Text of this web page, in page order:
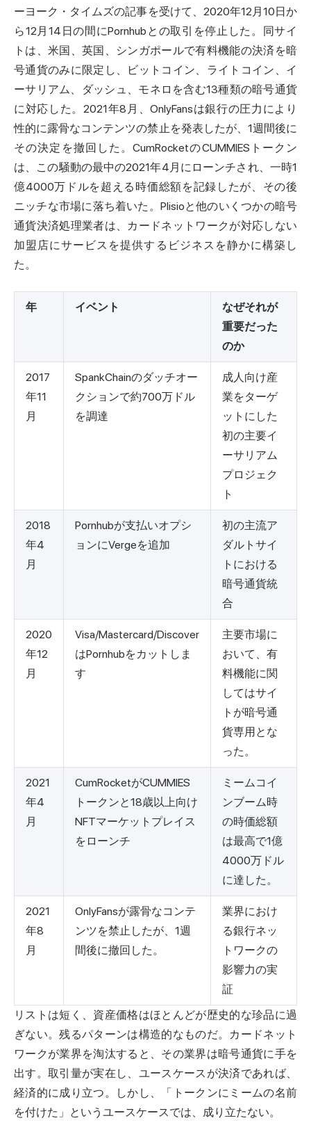
ーヨーク・タイムズの記事を受けて、2020年12月10日か
ら12月14日の間にPornhubとの取引を停止した。同サイ
トは、米国、英国、シンガポールで有料機能の決済を暗
号通貨のみに限定し、ビットコイン、ライトコイン、イ
ーサリアム、ダッシュ、モネロを含む13種類の暗号通貨
に対応した。2021年8月、OnlyFansは銀行の圧力により
性的に露骨なコンテンツの禁止を発表したが、1週間後に
その決定を撤回した。CumRocketのCUMMIESトークン
は、この騒動の最中の2021年4月にローンチされ、一時1
億4000万ドルを超える時価総額を記録したが、その後
ニッチな市場に落ち着いた。Plisioと他のいくつかの暗号
通貨決済処理業者は、カードネットワークが対応しない
加盟店にサービスを提供するビジネスを静かに構築し
た。
年 イベント
なぜそれが
重要だった
のか
2017
年11
月
SpankChainのダッチオー
クションで約700万ドル
を調達
成人向け産
業をターゲ
ットにした
初の主要イ
ーサリアム
プロジェク
ト
2018
年4
月
Pornhubが支払いオプシ
ョンにVergeを追加
初の主流ア
ダルトサイ
トにおける
暗号通貨統
合
2020
年12
月
Visa/Mastercard/Discover
はPornhubをカットしま
す
主要市場に
おいて、有
料機能に関
してはサイ
トが暗号通
貨専用とな
った。
2021
年4
月
CumRocketがCUMMIES
トークンと18歳以上向け
NFTマーケットプレイス
をローンチ
ミームコイ
ンブーム時
の時価総額
は最高で1億
4000万ドル
に達した。
2021
年8
月
OnlyFansが露骨なコンテ
ンツを禁止したが、1週
間後に撤回した。
業界におけ
る銀行ネッ
トワークの
影響力の実
証
リストは短く、資産価格はほとんどが歴史的な珍品に過
ぎない。残るパターンは構造的なものだ。カードネット
ワークが業界を淘汰すると、その業界は暗号通貨に手を
出す。取引量が実在し、ユースケースが決済であれば、
経済的に成り立つ。しかし、「トークンにミームの名前
を付けた」というユースケースでは、成り立たない。